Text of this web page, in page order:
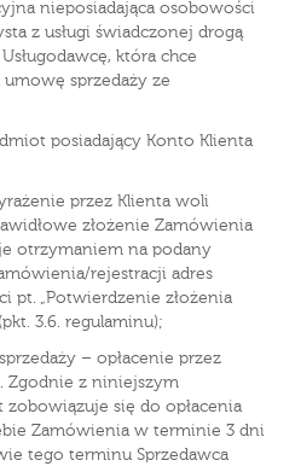
nieposiadająca osobowości
z usługi świadczonej drogą
która chce
umowę sprzedaży ze
posiadający Konto Klienta
przez Klienta woli
złożenie Zamówienia
otrzymaniem na podany
rejestracji adres
pt. „Potwierdzenie złożenia
3.6. regulaminu);
– opłacenie przez
Zgodnie z niniejszym
zobowiązuje się do opłacenia
Zamówienia w terminie 3 dni
tego terminu Sprzedawca